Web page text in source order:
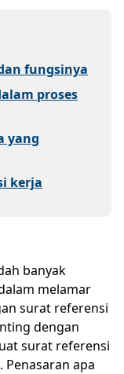
fungsinya
proses
yang
kerja
banyak
melamar
surat referensi
dengan
surat referensi
apa